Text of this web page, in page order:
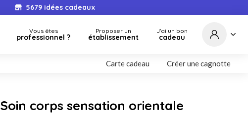
5679 idées cadeaux
Vous êtes
professionnel ?
Proposer un
établissement
J'ai un bon
cadeau
Carte cadeau Créer une cagnotte
Soin corps sensation orientale